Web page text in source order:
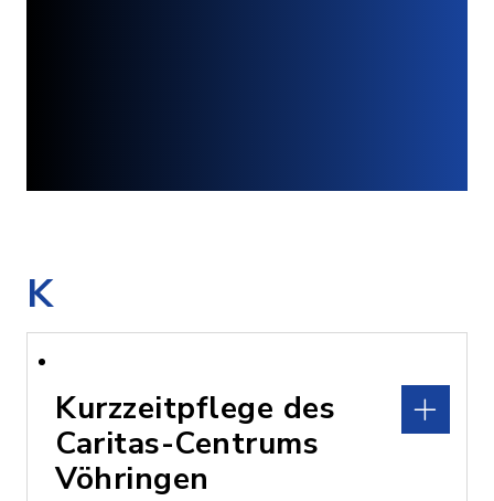
K
Kurzzeitpflege des
Caritas-Centrums
Vöhringen